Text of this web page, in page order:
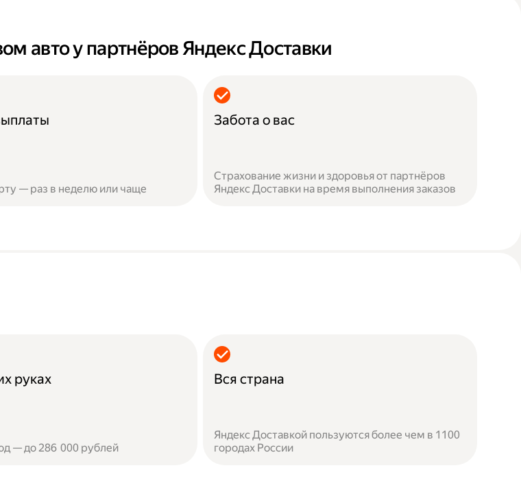
авто у партнёров Яндекс Доставки
— раз в неделю или чаще
Забота о вас
Страхование жизни и здоровья от партнёров
Яндекс Доставки на время выполнения заказов
руках
— до 286 000 рублей
Вся страна
Яндекс Доставкой пользуются более чем в 1100
городах России